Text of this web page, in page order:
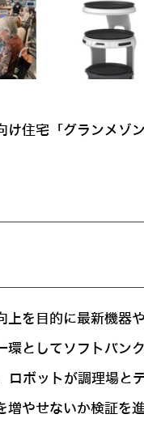
住宅「グランメゾ
を目的に最新機器
としてソフトバン
ボットが調理場と
やせないか検証を進